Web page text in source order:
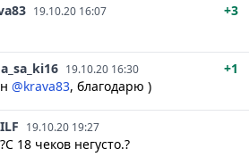
19.10.20 16:07
+3
19.10.20 16:30
+1
@krava83, благодарю )
19.10.20 19:27
18 чеков негусто.?